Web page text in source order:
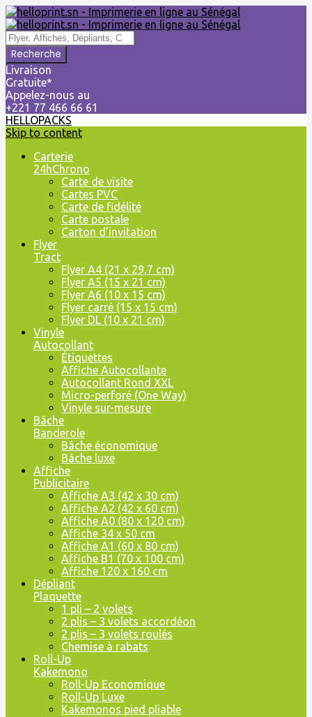
Livraison
Gratuite*
Appelez-nous au
+221 77 466 66 61
HELLOPACKS
Skip to content
Carterie
24hChrono
Carte de visite
Cartes PVC
Carte de fidélité
Carte postale
Carton d’invitation
Flyer
Tract
Flyer A4 (21 x 29,7 cm)
Flyer A5 (15 x 21 cm)
Flyer A6 (10 x 15 cm)
Flyer carré (15 x 15 cm)
Flyer DL (10 x 21 cm)
Vinyle
Autocollant
Étiquettes
Affiche Autocollante
Autocollant Rond XXL
Micro-perforé (One Way)
Vinyle sur-mesure
Bâche
Banderole
Bâche économique
Bâche luxe
Affiche
Publicitaire
Affiche A3 (42 x 30 cm)
Affiche A2 (42 x 60 cm)
Affiche A0 (80 x 120 cm)
Affiche 34 x 50 cm
Affiche A1 (60 x 80 cm)
Affiche B1 (70 x 100 cm)
Affiche 120 x 160 cm
Dépliant
Plaquette
1 pli – 2 volets
2 plis – 3 volets accordéon
2 plis – 3 volets roulés
Chemise à rabats
Roll-Up
Kakemono
Roll-Up Economique
Roll-Up Luxe
Kakemonos pied pliable